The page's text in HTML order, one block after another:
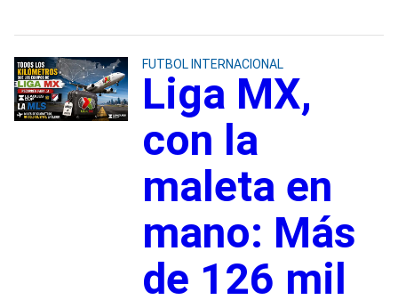
FUTBOL INTERNACIONAL
Liga MX,
con la
maleta en
mano: Más
de 126 mil